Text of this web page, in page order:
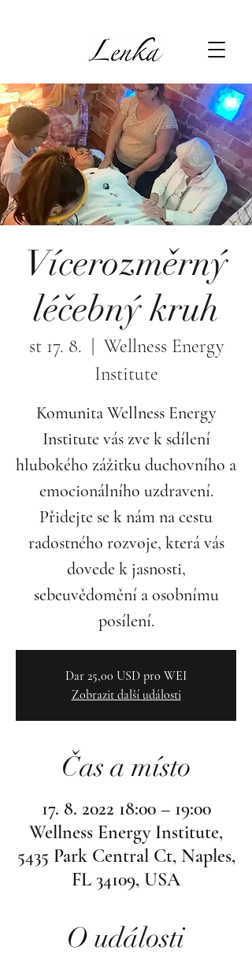
Vícerozměrný
léčebný kruh
st 17. 8.
Wellness Energy
Institute
Komunita Wellness Energy
Institute vás zve k sdílení
hlubokého zážitku duchovního a
emocionálního uzdravení.
Přidejte se k nám na cestu
radostného rozvoje, která vás
dovede k jasnosti,
sebeuvědomění a osobnímu
posílení.
Dar 25,00 USD pro WEI
Zobrazit další události
Čas a místo
17. 8. 2022 18:00 – 19:00
Wellness Energy Institute,
5435 Park Central Ct, Naples,
FL 34109, USA
O události